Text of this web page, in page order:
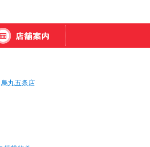
烏丸五条店